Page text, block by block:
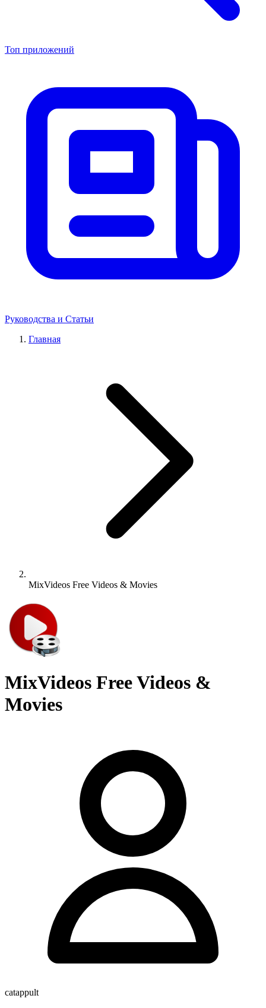
Топ приложений
Руководства и Статьи
Главная
MixVideos Free Videos & Movies
MixVideos Free Videos &
Movies
catappult